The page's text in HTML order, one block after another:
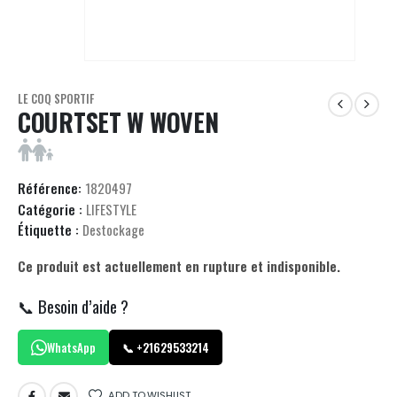
LE COQ SPORTIF
COURTSET W WOVEN
Référence: 1820497
Catégorie : LIFESTYLE
Étiquette : Destockage
Ce produit est actuellement en rupture et indisponible.
📞 Besoin d’aide ?
WhatsApp 📞 +21629533214